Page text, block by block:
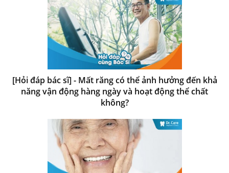
[Hỏi đáp bác sĩ] - Mất răng có thể ảnh hưởng đến khả
năng vận động hàng ngày và hoạt động thể chất
không?